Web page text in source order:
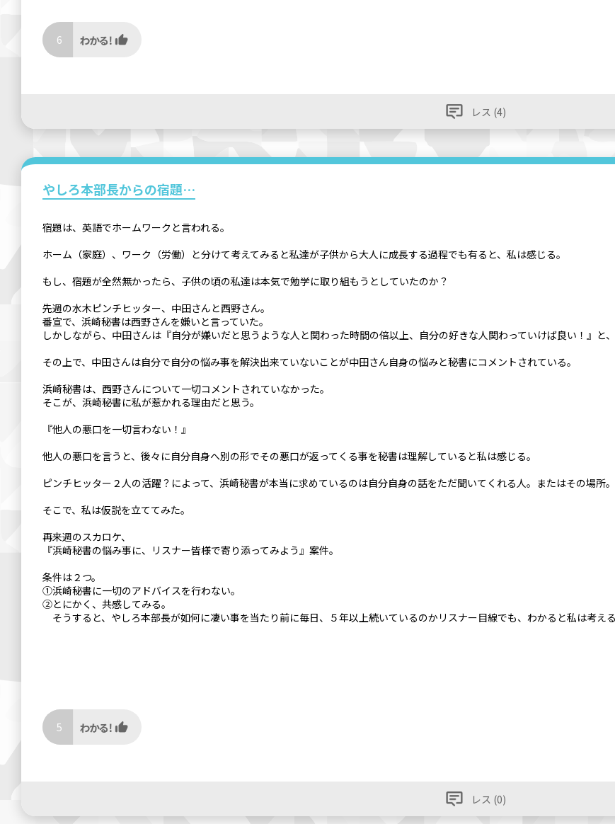
6
レス (4)
やしろ本部長からの宿題…
宿題は、英語でホームワークと言われる。
ホーム（家庭）、ワーク（労働）と分けて考えてみると私達が子供から大人に成長する過程でも有ると、私は感じる。
もし、宿題が全然無かったら、子供の頃の私達は本気で勉学に取り組もうとしていたのか？
先週の水木ピンチヒッター、中田さんと西野さん。
番宣で、浜崎秘書は西野さんを嫌いと言っていた。
しかしながら、中田さんは『自分が嫌いだと思うような人と関わった時間の倍以上、自分の好きな人関わっていけば良い！』と
その上で、中田さんは自分で自分の悩み事を解決出来ていないことが中田さん自身の悩みと秘書にコメントされている。
浜崎秘書は、西野さんについて一切コメントされていなかった。
そこが、浜崎秘書に私が惹かれる理由だと思う。
『他人の悪口を一切言わない！』
他人の悪口を言うと、後々に自分自身へ別の形でその悪口が返ってくる事を秘書は理解していると私は感じる。
ピンチヒッター２人の活躍？によって、浜崎秘書が本当に求めているのは自分自身の話をただ聞いてくれる人。またはその場所。
そこで、私は仮説を立ててみた。
再来週のスカロケ、
『浜崎秘書の悩み事に、リスナー皆様で寄り添ってみよう』案件。
条件は２つ。
①浜崎秘書に一切のアドバイスを行わない。
②とにかく、共感してみる。
そうすると、やしろ本部長が如何に凄い事を当たり前に毎日、５年以上続いているのかリスナー目線でも、わかると私は考える
5
レス (0)